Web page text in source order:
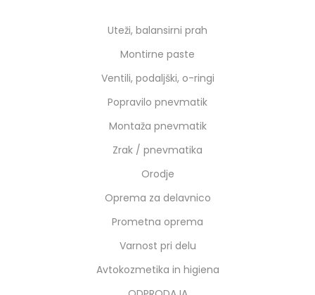
Uteži, balansirni prah
Montirne paste
Ventili, podaljški, o-ringi
Popravilo pnevmatik
Montaža pnevmatik
Zrak / pnevmatika
Orodje
Oprema za delavnico
Prometna oprema
Varnost pri delu
Avtokozmetika in higiena